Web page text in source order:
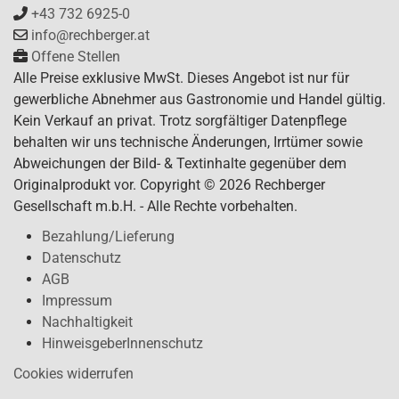
+43 732 6925-0
info@rechberger.at
Offene Stellen
Alle Preise exklusive MwSt. Dieses Angebot ist nur für
gewerbliche Abnehmer aus Gastronomie und Handel gültig.
Kein Verkauf an privat. Trotz sorgfältiger Datenpflege
behalten wir uns technische Änderungen, Irrtümer sowie
Abweichungen der Bild- & Textinhalte gegenüber dem
Originalprodukt vor. Copyright © 2026 Rechberger
Gesellschaft m.b.H. - Alle Rechte vorbehalten.
Bezahlung/Lieferung
Datenschutz
AGB
Impressum
Nachhaltigkeit
HinweisgeberInnenschutz
Cookies widerrufen